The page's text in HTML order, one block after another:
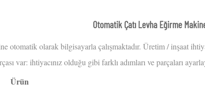
Otomatik Çatı Levha Eğirme
otomatik olarak bilgisayarla çalışmaktadır. Üretim / inşaat
var: ihtiyacınız olduğu gibi farklı adımları ve parçaları
Ürün